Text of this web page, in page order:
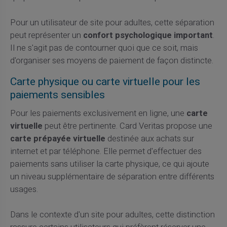
Pour un utilisateur de site pour adultes, cette séparation
peut représenter un confort psychologique important.
Il ne s'agit pas de contourner quoi que ce soit, mais
d'organiser ses moyens de paiement de façon distincte.
Carte physique ou carte virtuelle pour les
paiements sensibles
Pour les paiements exclusivement en ligne, une carte
virtuelle peut être pertinente. Card Veritas propose une
carte prépayée virtuelle destinée aux achats sur
internet et par téléphone. Elle permet d'effectuer des
paiements sans utiliser la carte physique, ce qui ajoute
un niveau supplémentaire de séparation entre différents
usages.
Dans le contexte d'un site pour adultes, cette distinction